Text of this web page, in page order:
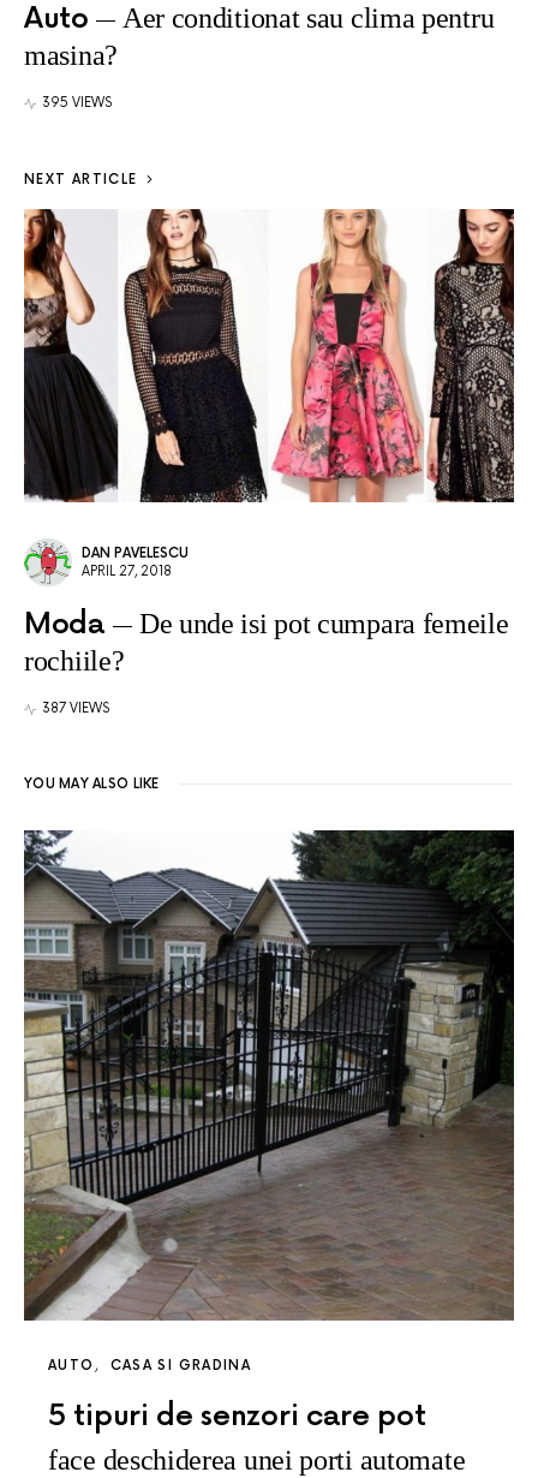
Auto
Aer conditionat sau clima pentru
masina?
395 VIEWS
NEXT ARTICLE
DAN PAVELESCU
APRIL 27, 2018
Moda
De unde isi pot cumpara femeile
rochiile?
387 VIEWS
YOU MAY ALSO LIKE
AUTO CASA SI GRADINA
5 tipuri de senzori care pot
face deschiderea unei porti automate